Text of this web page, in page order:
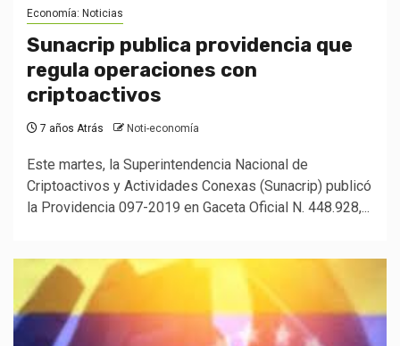
Economía: Noticias
Sunacrip publica providencia que
regula operaciones con
criptoactivos
7 años Atrás Noti-economía
Este martes, la Superintendencia Nacional de
Criptoactivos y Actividades Conexas (Sunacrip) publicó
la Providencia 097-2019 en Gaceta Oficial N. 448.928,...